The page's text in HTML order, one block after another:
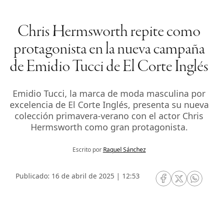
Chris Hermsworth repite como
protagonista en la nueva campaña
de Emidio Tucci de El Corte Inglés
Emidio Tucci, la marca de moda masculina por
excelencia de El Corte Inglés, presenta su nueva
colección primavera-verano con el actor Chris
Hermsworth como gran protagonista.
Escrito por Raquel Sánchez
Publicado: 16 de abril de 2025 | 12:53
RRSS Facebook
RRSSRRSS